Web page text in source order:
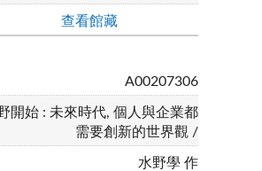
查看館藏
A00207306
開始 : 未來時代, 個人與企業都
需要創新的世界觀 /
水野學 作